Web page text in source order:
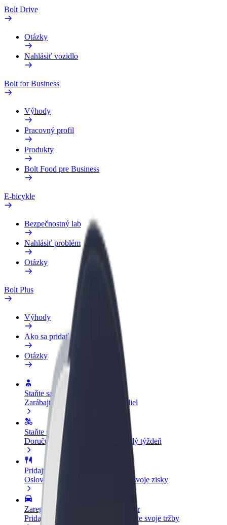
Bolt Drive
Otázky
Nahlásiť vozidlo
Bolt for Business
Výhody
Pracovný profil
Produkty
Bolt Food pre Business
E-bicykle
Bezpečnostný lab
Nahlásiť problém
Otázky
Bolt Plus
Výhody
Ako sa pridať
Otázky
Staňte sa vodičom
Zarábajte podľa vlastných pravidiel
Staňte sa kuriérom
Doručujte jedlo a zarábajte si každý týždeň
Pridajte reštauráciu
Oslovte viac zákazníkov a zvýšte svoje zisky
Zaregistrujte sa ako flotilový partner
Pridajte svoju flotilu k Boltu a zvýšte svoje tržby